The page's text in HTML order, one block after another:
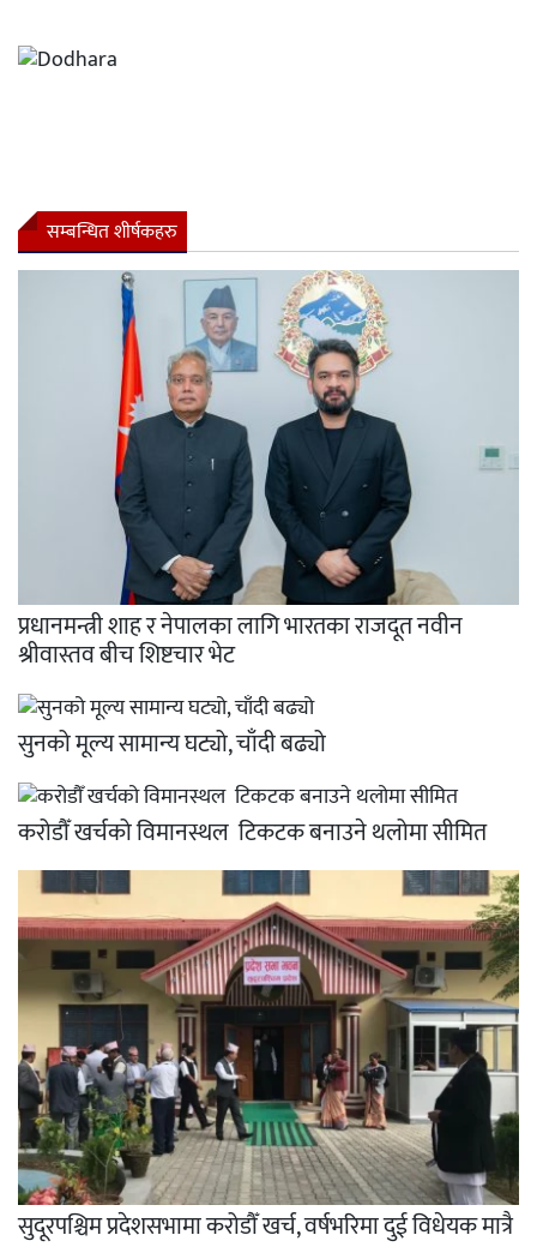
सम्बन्धित शीर्षकहरु
प्रधानमन्त्री शाह र नेपालका लागि भारतका राजदूत नवीन
श्रीवास्तव बीच शिष्टचार भेट
सुनको मूल्य सामान्य घट्यो, चाँदी बढ्यो
करोडौँ खर्चको विमानस्थल टिकटक बनाउने थलोमा सीमित
सुदूरपश्चिम प्रदेशसभामा करोडौँ खर्च, वर्षभरिमा दुई विधेयक मात्रै